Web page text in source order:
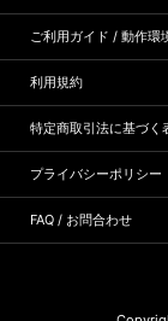
ご利用ガイド / 動作環
利用規約
特定商取引法に基づく
プライバシーポリシー
FAQ / お問合わせ